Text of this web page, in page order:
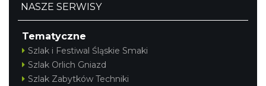
NASZE SERWISY
Tematyczne
Szlak i Festiwal Śląskie Smaki
Szlak Orlich Gniazd
Szlak Zabytków Techniki